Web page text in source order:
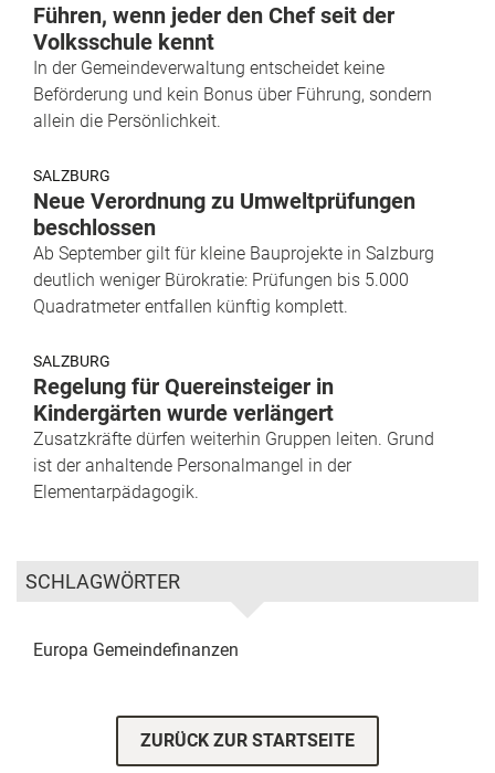
Führen, wenn jeder den Chef seit der
Volksschule kennt
In der Gemeindeverwaltung entscheidet keine
Beförderung und kein Bonus über Führung, sondern
allein die Persönlichkeit.
SALZBURG
Neue Verordnung zu Umweltprüfungen
beschlossen
Ab September gilt für kleine Bauprojekte in Salzburg
deutlich weniger Bürokratie: Prüfungen bis 5.000
Quadratmeter entfallen künftig komplett.
SALZBURG
Regelung für Quereinsteiger in
Kindergärten wurde verlängert
Zusatzkräfte dürfen weiterhin Gruppen leiten. Grund
ist der anhaltende Personalmangel in der
Elementarpädagogik.
SCHLAGWÖRTER
Europa Gemeindefinanzen
ZURÜCK ZUR STARTSEITE